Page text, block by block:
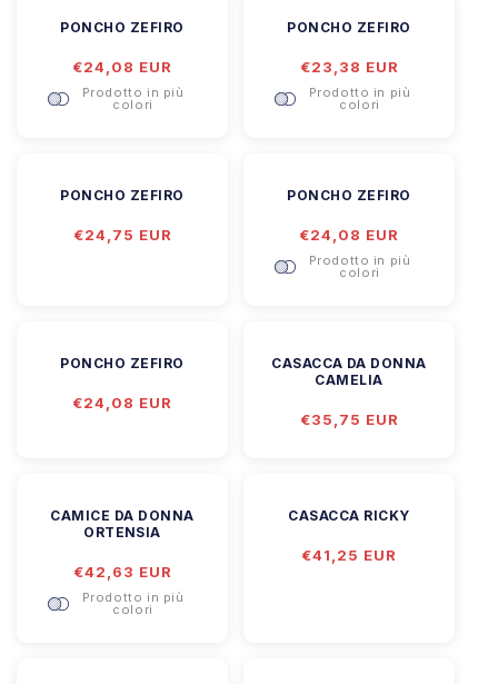
PONCHO ZEFIRO
Prezzo
listino
€24,08 EUR
Prodotto in più
colori
PONCHO ZEFIRO
Prezzo
listino
€23,38 EUR
Prodotto in più
colori
PONCHO ZEFIRO
Prezzo
€24,75 EUR
PONCHO ZEFIRO
Prezzo
listino
€24,08 EUR
Prodotto in più
colori
PONCHO ZEFIRO
Prezzo
€24,08 EUR
CASACCA DA DONNA
CAMELIA
Prezzo
€35,75 EUR
CAMICE DA DONNA
ORTENSIA
Prezzo
listino
€42,63 EUR
Prodotto in più
colori
CASACCA RICKY
Prezzo
€41,25 EUR